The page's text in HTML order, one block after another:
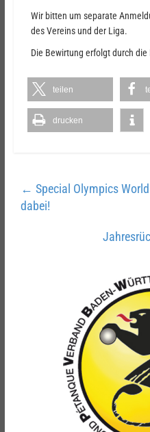
Wir bitten um separate
des Vereins und der Liga.
Die Bewirtung erfolgt durch
teilen
drucken
← Special Olympics
dabei!